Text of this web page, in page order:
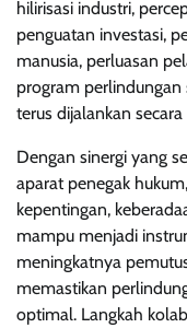
hilirisasi industri,
penguatan investasi,
manusia, perluasan
program perlindungan
terus dijalankan
Dengan sinergi yang
aparat penegak
kepentingan,
mampu menjadi
meningkatnya
memastikan
optimal. Langkah